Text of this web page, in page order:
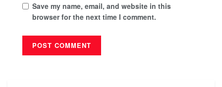
Save my name, email, and website in this
browser for the next time I comment.